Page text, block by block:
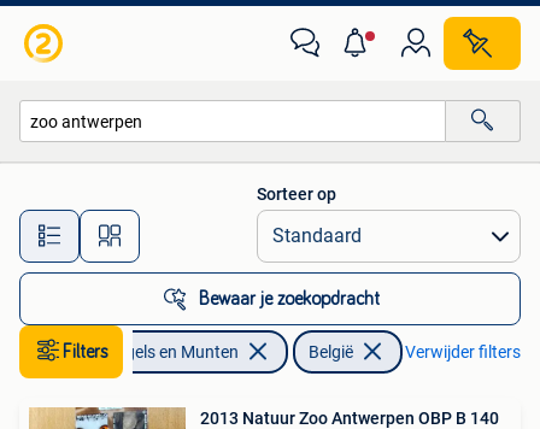
Alle afstanden…
Sorteer op
Bewaar je zoekopdracht
Filters
Postzegels en Munten België Verwijder filters
2013 Natuur Zoo Antwerpen OBP B 140